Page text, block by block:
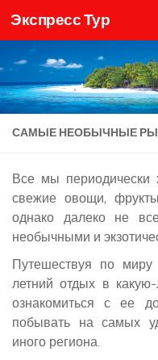
Skip to content
Экспресс Тур
САМЫЕ НЕОБЫЧНЫЕ
Все мы периодически
свежие овощи,
однако далеко не
необычными и
Путешествуя по
летний отдых в
ознакомиться с ее
побывать на самых
иного региона.